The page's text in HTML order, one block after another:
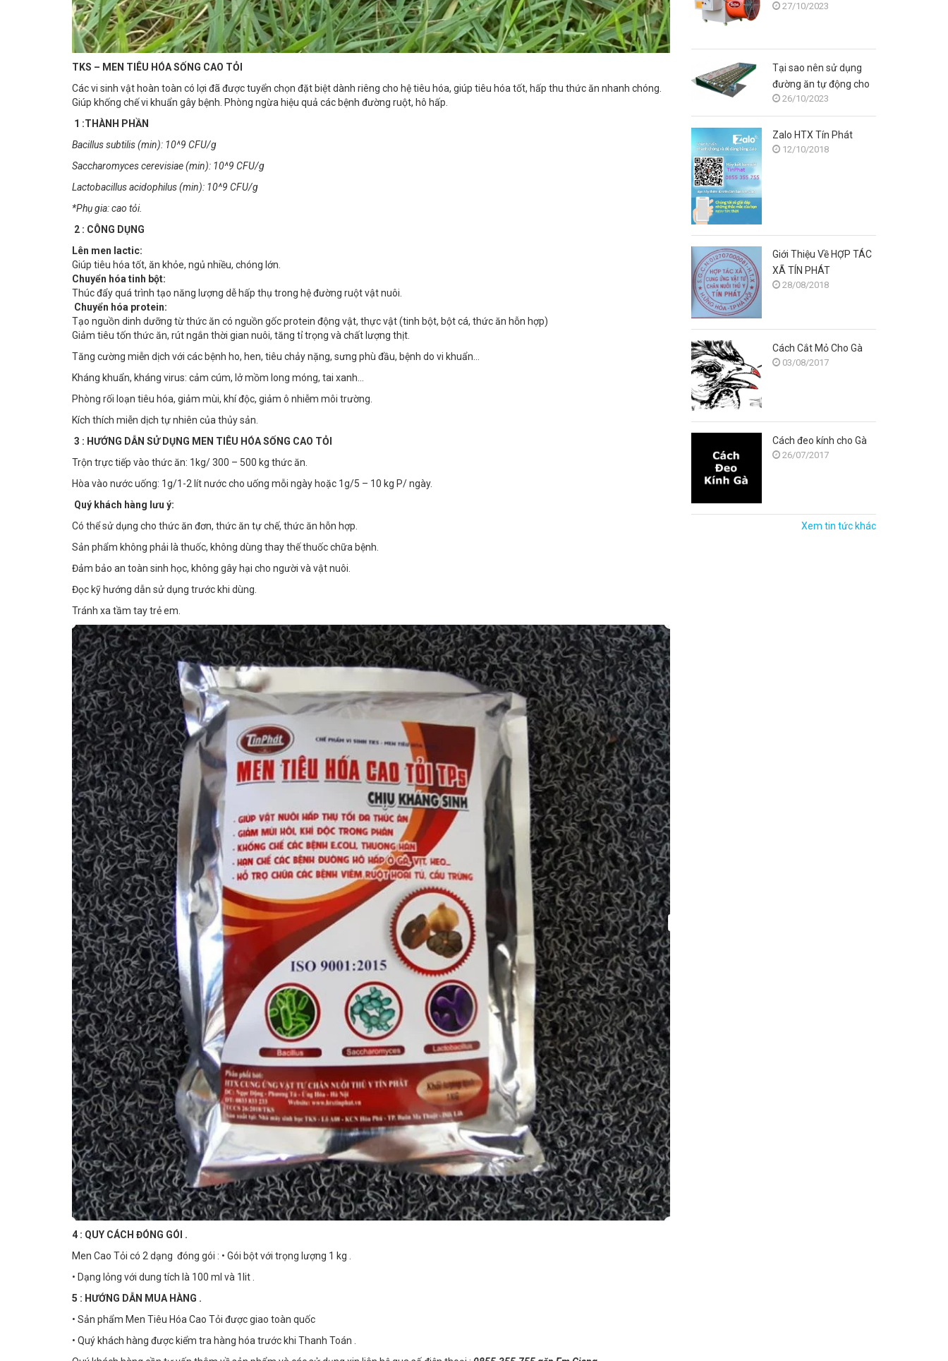
TKS – MEN TIÊU HÓA SỐNG CAO TỎI
Các vi sinh vật hoàn toàn có lợi đã được tuyển chọn đặt biệt dành riêng cho hệ tiêu hóa, giúp tiêu hóa tốt, hấp thu thức ăn nhanh chóng.
Giúp khống chế vi khuẩn gây bệnh. Phòng ngừa hiệu quả các bệnh đường ruột, hô hấp.
1 :THÀNH PHẦN
Bacillus subtilis (min): 10^9 CFU/g
Saccharomyces cerevisiae (min): 10^9 CFU/g
Lactobacillus acidophilus (min): 10^9 CFU/g
*Phụ gia: cao tỏi.
2 : CÔNG DỤNG
Lên men lactic:
Giúp tiêu hóa tốt, ăn khỏe, ngủ nhiều, chóng lớn.
Chuyển hóa tinh bột:
Thúc đẩy quá trình tạo năng lượng dễ hấp thụ trong hệ đường ruột vật nuôi.
Chuyển hóa protein:
Tạo nguồn dinh dưỡng từ thức ăn có nguồn gốc protein động vật, thực vật (tinh bột, bột cá, thức ăn hỗn hợp)
Giảm tiêu tốn thức ăn, rút ngắn thời gian nuôi, tăng tỉ trọng và chất lượng thịt.
Tăng cường miễn dịch với các bệnh ho, hen, tiêu chảy nặng, sưng phù đầu, bệnh do vi khuẩn…
Kháng khuẩn, kháng virus: cảm cúm, lở mồm long móng, tai xanh…
Phòng rối loạn tiêu hóa, giảm mùi, khí độc, giảm ô nhiễm môi trường.
Kích thích miễn dịch tự nhiên của thủy sản.
3 : HƯỚNG DẪN SỬ DỤNG MEN TIÊU HÓA SỐNG CAO TỎI
Trộn trực tiếp vào thức ăn: 1kg/ 300 – 500 kg thức ăn.
Hòa vào nước uống: 1g/1-2 lít nước cho uống mỗi ngày hoặc 1g/5 – 10 kg P/ ngày.
Quý khách hàng lưu ý:
Có thể sử dụng cho thức ăn đơn, thức ăn tự chế, thức ăn hỗn hợp.
Sản phẩm không phải là thuốc, không dùng thay thế thuốc chữa bệnh.
Đảm bảo an toàn sinh học, không gây hại cho người và vật nuôi.
Đọc kỹ hướng dẫn sử dụng trước khi dùng.
Tránh xa tầm tay trẻ em.
4 : QUY CÁCH ĐÓNG GÓI .
Men Cao Tỏi có 2 dạng đóng gói : • Gói bột với trọng lượng 1 kg .
• Dạng lỏng với dung tích là 100 ml và 1lit .
5 : HƯỚNG DẪN MUA HÀNG .
• Sản phẩm Men Tiêu Hóa Cao Tỏi được giao toàn quốc
• Quý khách hàng được kiểm tra hàng hóa trước khi Thanh Toán .
ưu cho người chăn nuôi
27/10/2023
Tại sao nên sử dụng
đường ăn tự động cho
gà?26/10/2023
Zalo HTX Tín Phát
12/10/2018
Giới Thiệu Về HỢP TÁC
XÃ TÍN PHÁT
28/08/2018
Cách Cắt Mỏ Cho Gà
03/08/2017
Cách đeo kính cho Gà
26/07/2017
Xem tin tức khác